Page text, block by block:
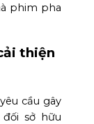
phim pha
thiện
cầu gây
sở hữu